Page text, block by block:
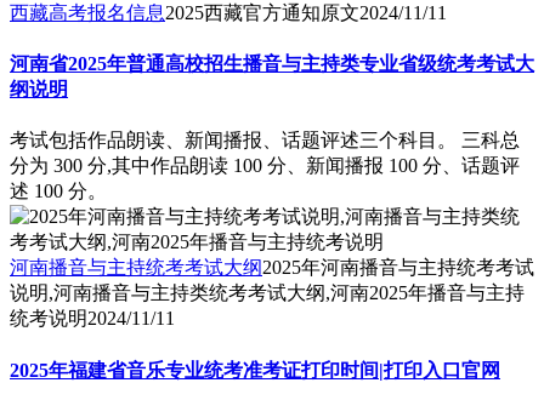
西藏高考报名信息2025西藏官方通知原文2024/11/11
河南省2025年普通高校招生播音与主持类专业省级统考考试大
纲说明
考试包括作品朗读、新闻播报、话题评述三个科目。 三科总
分为 300 分,其中作品朗读 100 分、新闻播报 100 分、话题评
述 100 分。
河南播音与主持统考考试大纲2025年河南播音与主持统考考试
说明,河南播音与主持类统考考试大纲,河南2025年播音与主持
统考说明2024/11/11
2025年福建省音乐专业统考准考证打印时间|打印入口官网